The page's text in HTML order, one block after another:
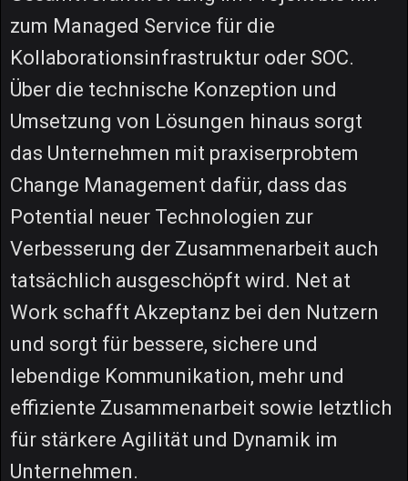
zum Managed Service für die
Kollaborationsinfrastruktur oder SOC.
Über die technische Konzeption und
Umsetzung von Lösungen hinaus sorgt
das Unternehmen mit praxiserprobtem
Change Management dafür, dass das
Potential neuer Technologien zur
Verbesserung der Zusammenarbeit auch
tatsächlich ausgeschöpft wird. Net at
Work schafft Akzeptanz bei den Nutzern
und sorgt für bessere, sichere und
lebendige Kommunikation, mehr und
effiziente Zusammenarbeit sowie letztlich
für stärkere Agilität und Dynamik im
Unternehmen.